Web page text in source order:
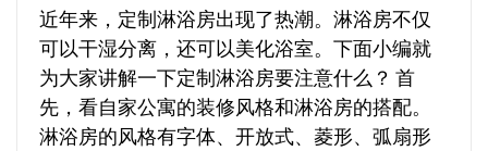
近年来，定制淋浴房出现了热潮。淋浴房不仅
可以干湿分离，还可以美化浴室。下面小编就
为大家讲解一下定制淋浴房要注意什么？ 首
先，看自家公寓的装修风格和淋浴房的搭配。
淋浴房的风格有字体、开放式、菱形、弧扇形